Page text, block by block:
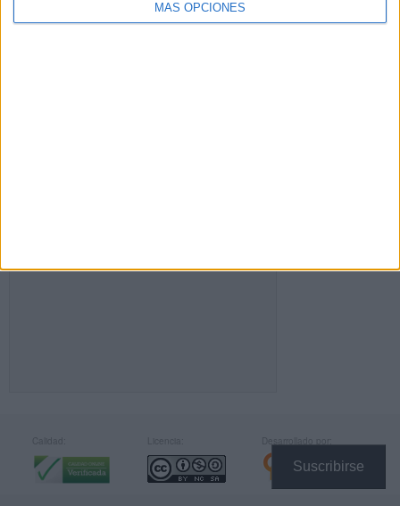
MÁS OPCIONES
Suscribirse
SIGUE NUESTROS TABLEROS EN